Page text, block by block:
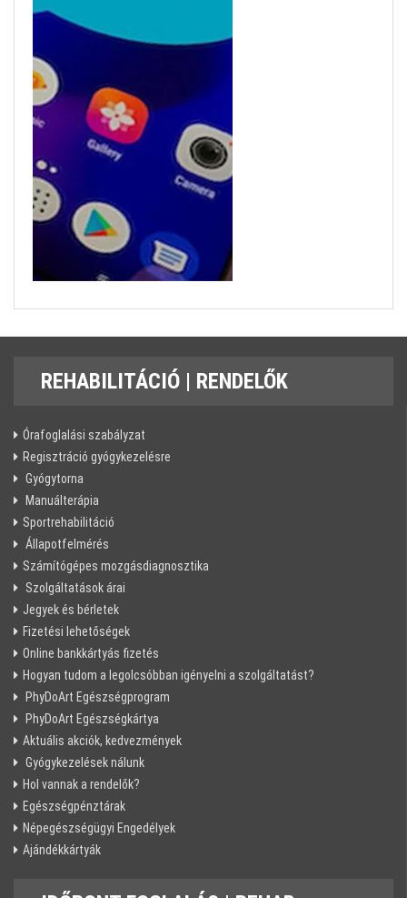
REHABILITÁCIÓ | RENDELŐK
Órafoglalási szabályzat
Regisztráció gyógykezelésre
Gyógytorna
Manuálterápia
Sportrehabilitáció
Állapotfelmérés
Számítógépes mozgásdiagnosztika
Szolgáltatások árai
Jegyek és bérletek
Fizetési lehetőségek
Online bankkártyás fizetés
Hogyan tudom a legolcsóbban igényelni a szolgáltatást?
PhyDoArt Egészségprogram
PhyDoArt Egészségkártya
Aktuális akciók, kedvezmények
Gyógykezelések nálunk
Hol vannak a rendelők?
Egészségpénztárak
Népegészségügyi Engedélyek
Ajándékkártyák